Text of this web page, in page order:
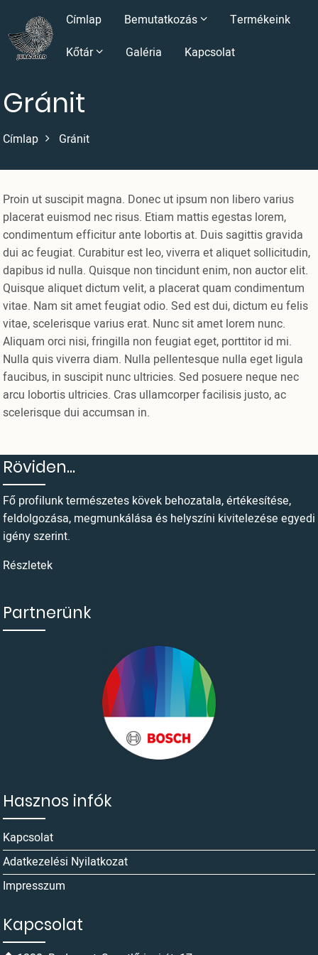
tartalomra
Fő
navigáció
Címlap Bemutatkozás
Termékeink
Kőtár
Galéria Kapcsolat
Gránit
Címlap Gránit
Proin ut suscipit magna. Donec ut ipsum non libero varius
placerat euismod nec risus. Etiam mattis egestas lorem,
condimentum efficitur ante lobortis at. Duis sagittis gravida
dui ac feugiat. Curabitur est leo, viverra et aliquet sollicitudin,
dapibus id nulla. Quisque non tincidunt enim, non auctor elit.
Quisque aliquet dictum velit, a placerat quam condimentum
vitae. Nam sit amet feugiat odio. Sed est dui, dictum eu felis
vitae, scelerisque varius erat. Nunc sit amet lorem nunc.
Aliquam orci nisi, fringilla non feugiat eget, porttitor id mi.
Nulla quis viverra diam. Nulla pellentesque nulla eget ligula
faucibus, in suscipit nunc ultricies. Sed posuere neque nec
arcu lobortis ultricies. Cras ullamcorper facilisis justo, ac
scelerisque dui accumsan in.
Röviden...
Fő profilunk természetes kövek behozatala, értékesítése,
feldolgozása, megmunkálása és helyszíni kivitelezése egyedi
igény szerint.
Részletek
Partnerünk
Hasznos infók
Kapcsolat
Adatkezelési Nyilatkozat
Impresszum
Kapcsolat